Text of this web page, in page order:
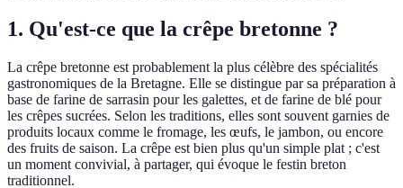
1. Qu'est-ce que la crêpe bretonne ?
La crêpe bretonne est probablement la plus célèbre des spécialités
gastronomiques de la Bretagne. Elle se distingue par sa préparation à
base de farine de sarrasin pour les galettes, et de farine de blé pour
les crêpes sucrées. Selon les traditions, elles sont souvent garnies de
produits locaux comme le fromage, les œufs, le jambon, ou encore
des fruits de saison. La crêpe est bien plus qu'un simple plat ; c'est
un moment convivial, à partager, qui évoque le festin breton
traditionnel.